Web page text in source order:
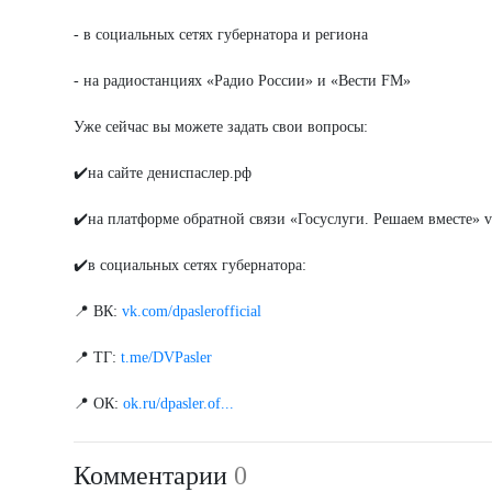
- в социальных сетях губернатора и региона
- на радиостанциях «Радио России» и «Вести FM»
Уже сейчас вы можете задать свои вопросы:
✔️на сайте дениспаслер.рф
✔️на платформе обратной связи «Госуслуги. Решаем вместе»
✔️в социальных сетях губернатора:
📍 ВК: vk.com/dpaslerofficial
📍 TГ: t.me/DVPasler
📍 ОК: ok.ru/dpasler.of...
Комментарии 0